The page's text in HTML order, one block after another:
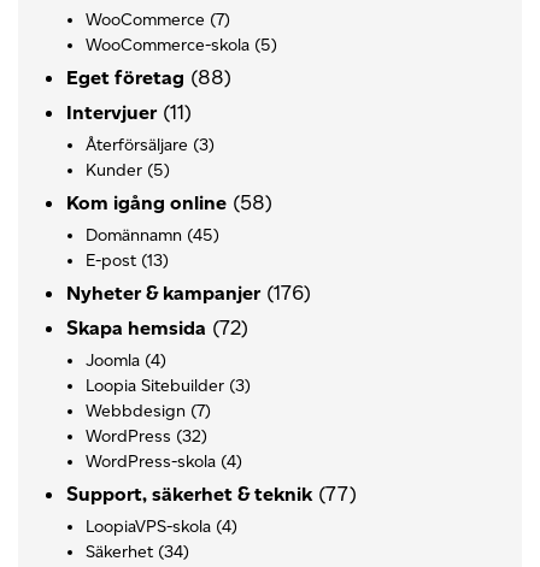
WooCommerce (7)
WooCommerce-skola (5)
Eget företag (88)
Intervjuer (11)
Återförsäljare (3)
Kunder (5)
Kom igång online (58)
Domännamn (45)
E-post (13)
Nyheter & kampanjer (176)
Skapa hemsida (72)
Joomla (4)
Loopia Sitebuilder (3)
Webbdesign (7)
WordPress (32)
WordPress-skola (4)
Support, säkerhet & teknik (77)
LoopiaVPS-skola (4)
Säkerhet (34)